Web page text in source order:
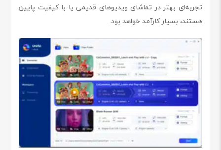
تجربه‌ای بهتر در تماشای ویدیوهای قدیمی یا با کیفیت پایین
هستند، بسیار کارآمد خواهد بود.